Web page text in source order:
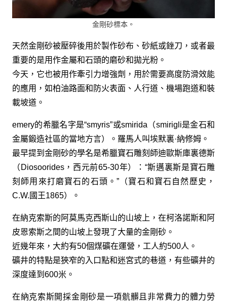
金剛砂標本。
天然金剛砂被壓碎後用於製作砂布、砂紙或銼刀，或者最
重要的是用作金屬和石頭的磨砂和拋光粉。
今天，它也被用作牽引力增強劑，用於需要高度防滑效能
的應用，如柏油路面和防火表面、人行道、機場跑道和裝
載坡道。
emery的希臘名字是“smyris”或smirida（smirigli是金石和
金屬鍛造社區的當地方言）。羅馬人叫埃默裏·納修姆。
最早提到金剛砂的學名是希臘寶石雕刻師迪歐斯庫裏德斯
（Diosoorides，西元前65-30年）：“斯邁裏斯是寶石雕
刻師用來打磨寶石的石頭。”（寶石和寶石自然歷史，
C.W.國王1865）。
在納克索斯的阿莫馬克西斯山的山坡上，在柯洛諾斯和阿
皮恩索斯之間的山坡上發現了大量的金剛砂。
近幾年來，大約有50個煤礦在運營，工人約500人。
礦井的特點是狹窄的入口點和迷宮式的巷道，有些礦井的
深度達到600米。
在納克索斯開採金剛砂是一項骯髒且非常費力的體力勞